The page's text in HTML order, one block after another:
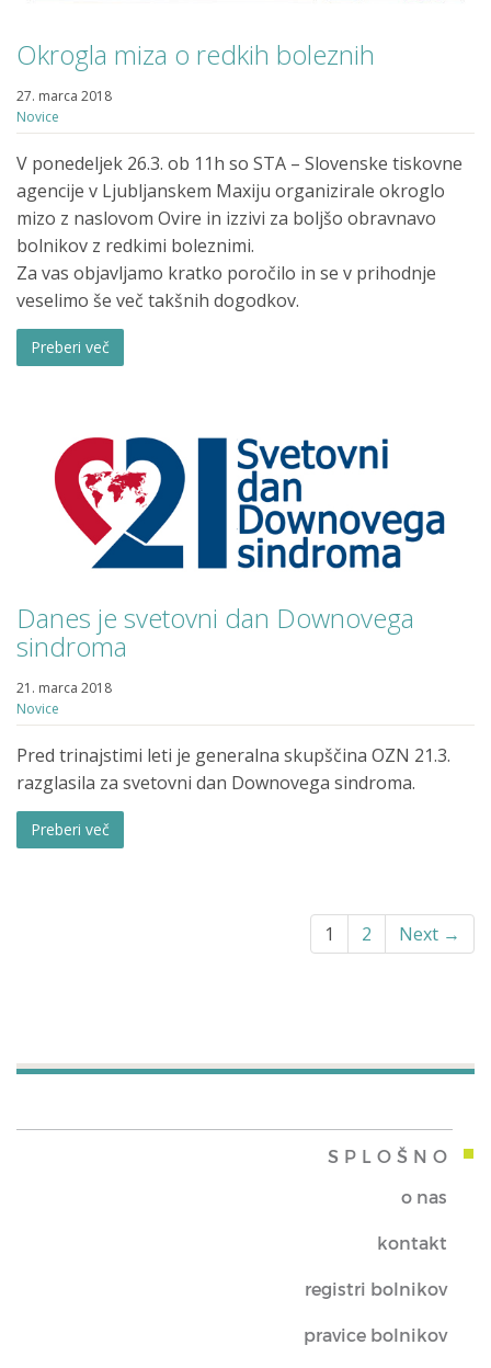
Okrogla miza o redkih boleznih
27. marca 2018
Novice
V ponedeljek 26.3. ob 11h so STA – Slovenske tiskovne
agencije v Ljubljanskem Maxiju organizirale okroglo
mizo z naslovom Ovire in izzivi za boljšo obravnavo
bolnikov z redkimi boleznimi.
Za vas objavljamo kratko poročilo in se v prihodnje
veselimo še več takšnih dogodkov.
Preberi več
Danes je svetovni dan Downovega
sindroma
21. marca 2018
Novice
Pred trinajstimi leti je generalna skupščina OZN 21.3.
razglasila za svetovni dan Downovega sindroma.
Preberi več
1 2 Next →
SPLOŠNO
o nas
kontakt
registri bolnikov
pravice bolnikov